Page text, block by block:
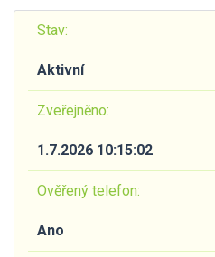
Stav:
Aktivní
Zveřejněno:
1.7.2026 10:15:02
Ověřený telefon:
Ano